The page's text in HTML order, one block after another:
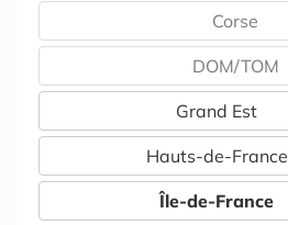
Corse
DOM/TOM
Grand Est
Hauts-de-France
Île-de-France